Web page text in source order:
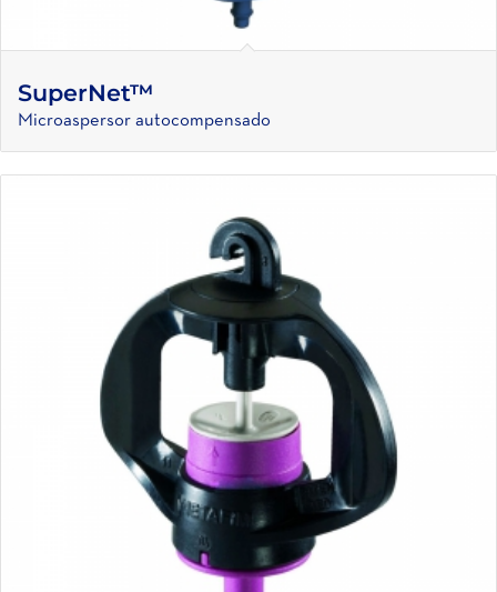
SuperNet™
Microaspersor autocompensado